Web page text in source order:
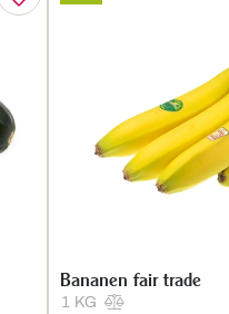
1 KG
Bananen fair trade